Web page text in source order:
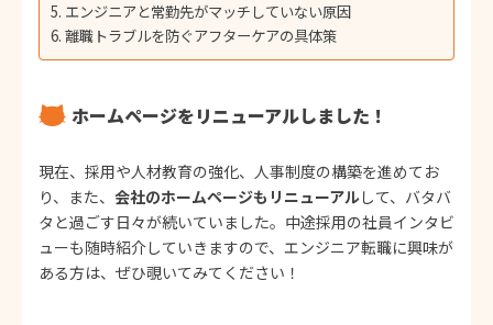
エンジニアと常勤先がマッチしていない原因
離職トラブルを防ぐアフターケアの具体策
ホームページをリニューアルしました！
現在、採用や人材教育の強化、人事制度の構築を進めてお
り、また、 会社のホームページもリニューアルして、バタバ
タと過ごす日々が続いていました。中途採用の社員インタビ
ューも随時紹介していきますので、エンジニア転職に興味が
ある方は、ぜひ覗いてみてください！